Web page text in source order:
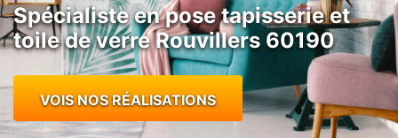
Spécialiste en pose tapisserie et
toile de verre Rouvillers 60190
VOIS NOS RÉALISATIONS